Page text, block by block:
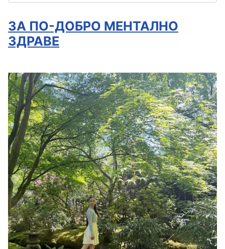
ЗА ПО-ДОБРО МЕНТАЛНО
ЗДРАВЕ